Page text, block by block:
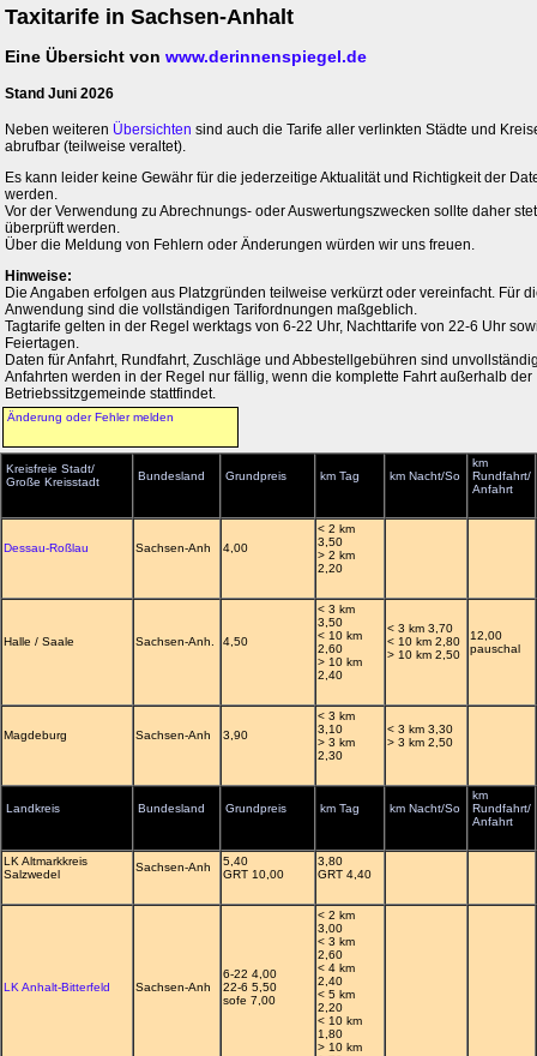
Taxitarife in Sachsen-Anhalt
Eine Übersicht von www.derinnenspiegel.de
Stand Juni 2026
Neben weiteren Übersichten sind auch die Tarife aller verlinkten Städte und
abrufbar (teilweise veraltet).
Es kann leider keine Gewähr für die jederzeitige Aktualität und Richtigkeit der
werden.
Vor der Verwendung zu Abrechnungs- oder Auswertungszwecken sollte daher
überprüft werden.
Über die Meldung von Fehlern oder Änderungen würden wir uns freuen.
Hinweise:
Die Angaben erfolgen aus Platzgründen teilweise verkürzt oder vereinfacht. Für
Anwendung sind die vollständigen Tarifordnungen maßgeblich.
Tagtarife gelten in der Regel werktags von 6-22 Uhr, Nachttarife von 22-6 Uhr
Feiertagen.
Daten für Anfahrt, Rundfahrt, Zuschläge und Abbestellgebühren sind
Anfahrten werden in der Regel nur fällig, wenn die komplette Fahrt außerhalb der
Betriebssitzgemeinde stattfindet.
Änderung oder Fehler melden
Kreisfreie Stadt/
Große Kreisstadt
Bundesland Grundpreis km Tag km Nacht/So
km
Rundfahrt/
Anfahrt
Dessau-Roßlau Sachsen-Anh 4,00
< 2 km
3,50
> 2 km
2,20
Halle / Saale Sachsen-Anh. 4,50
< 3 km
3,50
< 10 km
2,60
> 10 km
2,40
< 3 km 3,70
< 10 km 2,80
> 10 km 2,50
12,00
pauschal
Magdeburg Sachsen-Anh 3,90
< 3 km
3,10
> 3 km
2,30
< 3 km 3,30
> 3 km 2,50
Landkreis Bundesland Grundpreis km Tag km Nacht/So
km
Rundfahrt/
Anfahrt
LK Altmarkkreis
Salzwedel
Sachsen-Anh
5,40
GRT 10,00
3,80
GRT 4,40
LK Anhalt-Bitterfeld Sachsen-Anh
6-22 4,00
22-6 5,50
sofe 7,00
< 2 km
3,00
< 3 km
2,60
< 4 km
2,40
< 5 km
2,20
< 10 km
1,80
> 10 km